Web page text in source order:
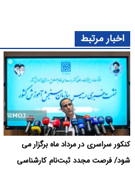
اخبار مرتبط
کنکور سراسری در مرداد ماه برگزار می
شود/ فرصت مجدد ثبت‌نام کارشناسی